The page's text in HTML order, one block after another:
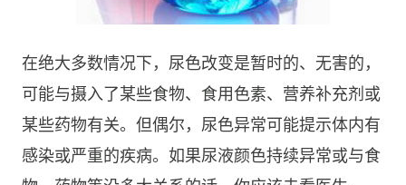
在绝大多数情况下，尿色改变是暂时的、无害的，
可能与摄入了某些食物、食用色素、营养补充剂或
某些药物有关。但偶尔，尿色异常可能提示体内有
感染或严重的疾病。如果尿液颜色持续异常或与食